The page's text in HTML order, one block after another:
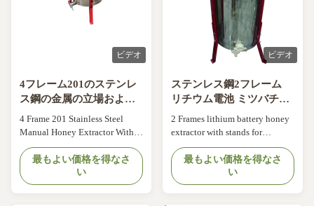
ビデオ
4フレーム201のステンレ
ス鋼の金属の立場および
SSの蜂蜜のゲートが付い
ている手動蜂蜜の抽出器
4 Frame 201 Stainless Steel
Manual Honey Extractor With
Metal Stand And SS Honey Gate
Specifications: Stainless
steel,0.8mm thickness Manual,
201SS for barrel +304SS for
最もよい価格を得なさ
い
ビデオ
ステンレス鋼2フレーム
リチウム電池 ミツバチ農
場用 ミツバチ抽出機
2 Frames lithium battery honey
extractor with stands for
beekeeping Description of
Honey Extractor : Our honey
extractors are usually made by
304 stainless steel or 201
最もよい価格を得なさ
い